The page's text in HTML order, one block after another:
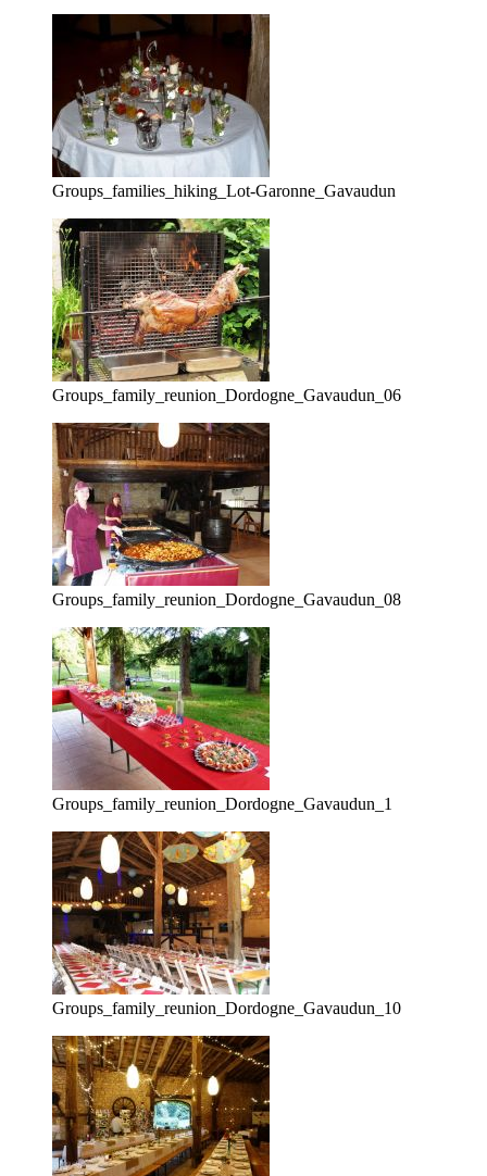
Groups_families_hiking_Lot-Garonne_Gavaudun
Groups_family_reunion_Dordogne_Gavaudun_06
Groups_family_reunion_Dordogne_Gavaudun_08
Groups_family_reunion_Dordogne_Gavaudun_1
Groups_family_reunion_Dordogne_Gavaudun_10